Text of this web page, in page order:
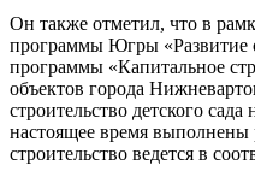
Он также отметил, что в
программы Югры «Развитие
программы «Капитальное
объектов города
строительство детского
настоящее время выполнены
строительство ведется в